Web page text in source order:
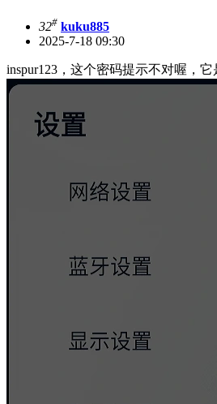
32# kuku885
2025-7-18 09:30
inspur123，这个密码提示不对喔，